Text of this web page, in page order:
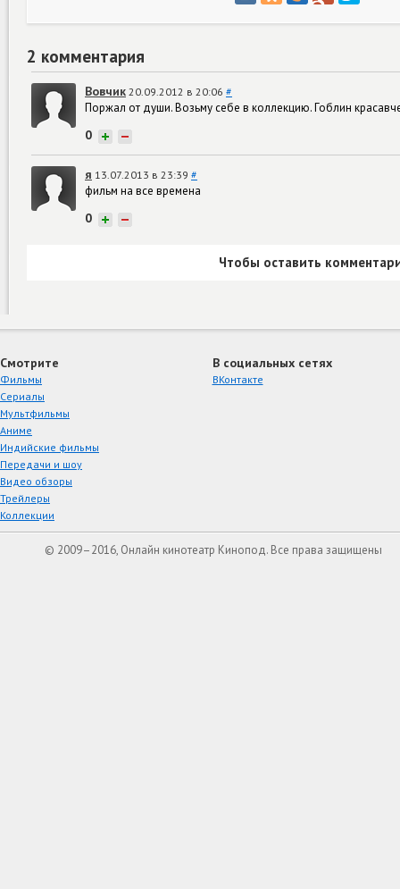
2 комментария
Вовчик 20.09.2012 в 20:06 #
Поржал от души. Возьму себе в коллекцию. Гоблин
0 + −
я 13.07.2013 в 23:39 #
фильм на все времена
0 + −
Чтобы оставить
Смотрите
Фильмы
Сериалы
Мультфильмы
Аниме
Индийские фильмы
Передачи и шоу
Видео обзоры
Трейлеры
Коллекции
В социальных сетях
ВКонтакте
© 2009–2016, Онлайн кинотеатр Кинопод. Все права защищены